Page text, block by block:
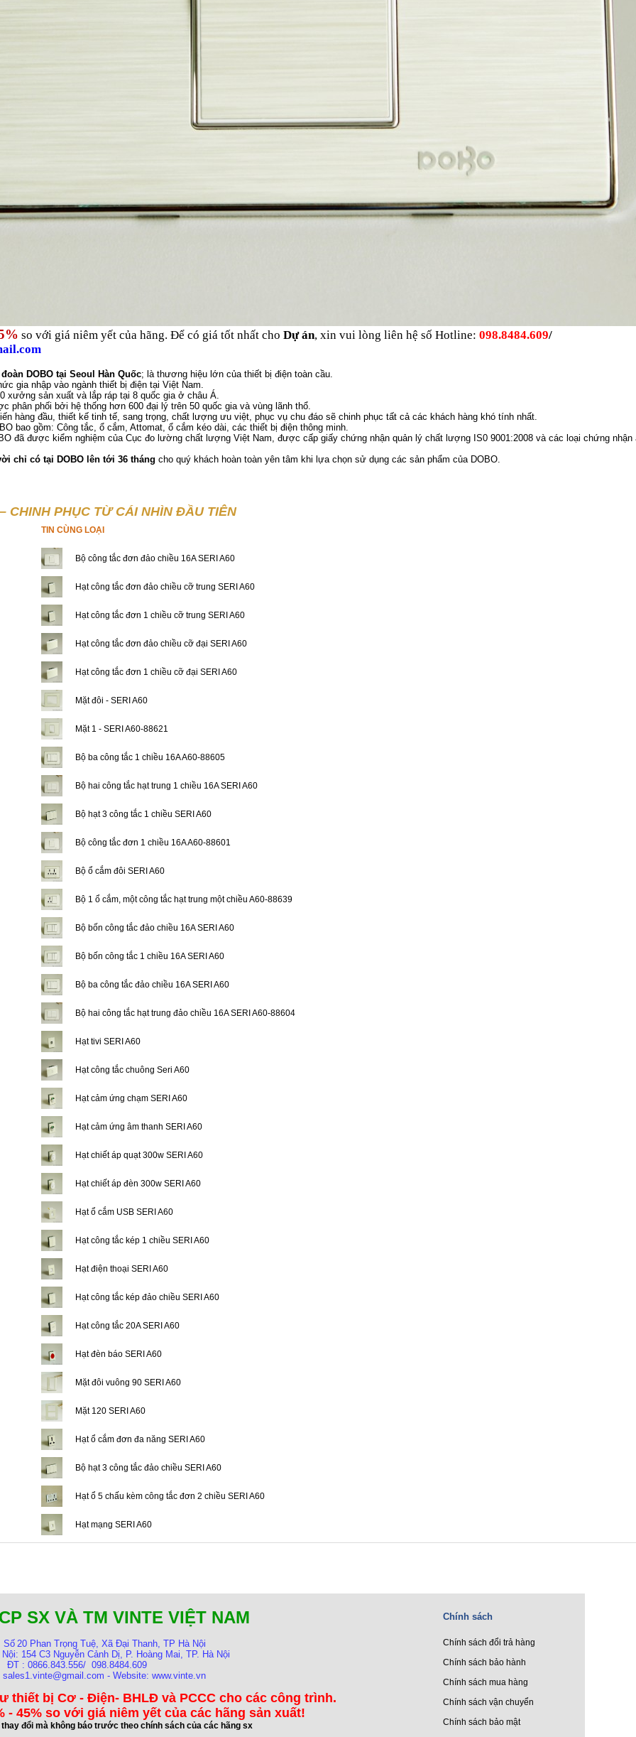
so với giá niêm yết của hãng. Để có giá tốt nhất cho Dự án, xin vui lòng liên hệ số Hotline: 098.8484.609/
m
DOBO tại Seoul Hàn Quốc; là thương hiệu lớn củathiết bị điện toàn cầu.
gia nhập vào ngành thiết bị điện tại Việt Nam.
xưởng sản xuất và lắp ráp tại 8 quốc gia ở châu Á.
phân phối bởi hệ thống hơn 600 đại lý trên 50 quốc gia và vùng lãnh thổ.
hàng đầu, thiết kế tinh tế, sang trọng, chất lượng ưu việt, phục vụ chu đáo sẽ chinh phục tất cả các khách hàng khó tính nhất.
bao gồm: Công tắc, ổ cắm, Attomat, ổ cắm kéo dài, các thiết bị điện thông minh.
đã được kiểm nghiệm của Cục đo lường chất lượng Việt Nam, được cấp giấy chứng nhận quản lý chất lượng IS0 9001:2008 và các loại ch­ứng nhận
chỉ có tại DOBO lên tới 36 tháng cho quý khách hoàn toàn yên tâm khi lựa chọn sử dụng các sản phẩm của DOBO.
CHINH PHỤC TỪ CÁI NHÌN ĐẦU TIÊN
TIN CÙNG LOẠI
Bộ công tắc đơn đảo chiều 16A SERI A60
Hạt công tắc đơn đảo chiều cỡ trung SERI A60
Hạt công tắc đơn 1 chiều cỡ trung SERI A60
Hạt công tắc đơn đảo chiều cỡ đại SERI A60
Hạt công tắc đơn 1 chiều cỡ đại SERI A60
Mặt đôi - SERI A60
Mặt 1 - SERI A60-88621
Bộ ba công tắc 1 chiều 16A A60-88605
Bộ hai công tắc hạt trung 1 chiều 16A SERI A60
Bộ hạt 3 công tắc 1 chiều SERI A60
Bộ công tắc đơn 1 chiều 16A A60-88601
Bộ ổ cắm đôi SERI A60
Bộ 1 ổ cắm, một công tắc hạt trung một chiều A60-88639
Bộ bốn công tắc đảo chiều 16A SERI A60
Bộ bốn công tắc 1 chiều 16A SERI A60
Bộ ba công tắc đảo chiều 16A SERI A60
Bộ hai công tắc hạt trung đảo chiều 16A SERI A60-88604
Hạt tivi SERI A60
Hạt công tắc chuông Seri A60
Hạt cảm ứng chạm SERI A60
Hạt cảm ứng âm thanh SERI A60
Hạt chiết áp quạt 300w SERI A60
Hạt chiết áp đèn 300w SERI A60
Hạt ổ cắm USB SERI A60
Hạt công tắc kép 1 chiều SERI A60
Hạt điện thoại SERI A60
Hạt công tắc kép đảo chiều SERI A60
Hạt công tắc 20A SERI A60
Hạt đèn báo SERI A60
Mặt đôi vuông 90 SERI A60
Mặt 120 SERI A60
Hạt ổ cắm đơn đa năng SERI A60
Bộ hạt 3 công tắc đảo chiều SERI A60
Hạt ổ 5 chấu kèm công tắc đơn 2 chiều SERI A60
Hạt mạng SERI A60
SX VÀ TM VINTE VIỆT NAM
Số 20 Phan Trọng Tuệ, Xã Đại Thanh, TP Hà Nội
154 C3 Nguyễn Cảnh Dị, P. Hoàng Mai, TP. Hà Nội
ĐT : 0866.843.556/ 098.8484.609
- Website: www.vinte.vn
thiết bị Cơ - Điện- BHLĐ và PCCC cho các công trình.
- 45% so với giá niêm yết của các hãng sản xuất!
đổi mà không báo trước theo chính sách của các hãng sx
Chính sách
Chính sách đổi trả hàng
Chính sách bảo hành
Chính sách mua hàng
Chính sách vận chuyển
Chính sách bảo mật